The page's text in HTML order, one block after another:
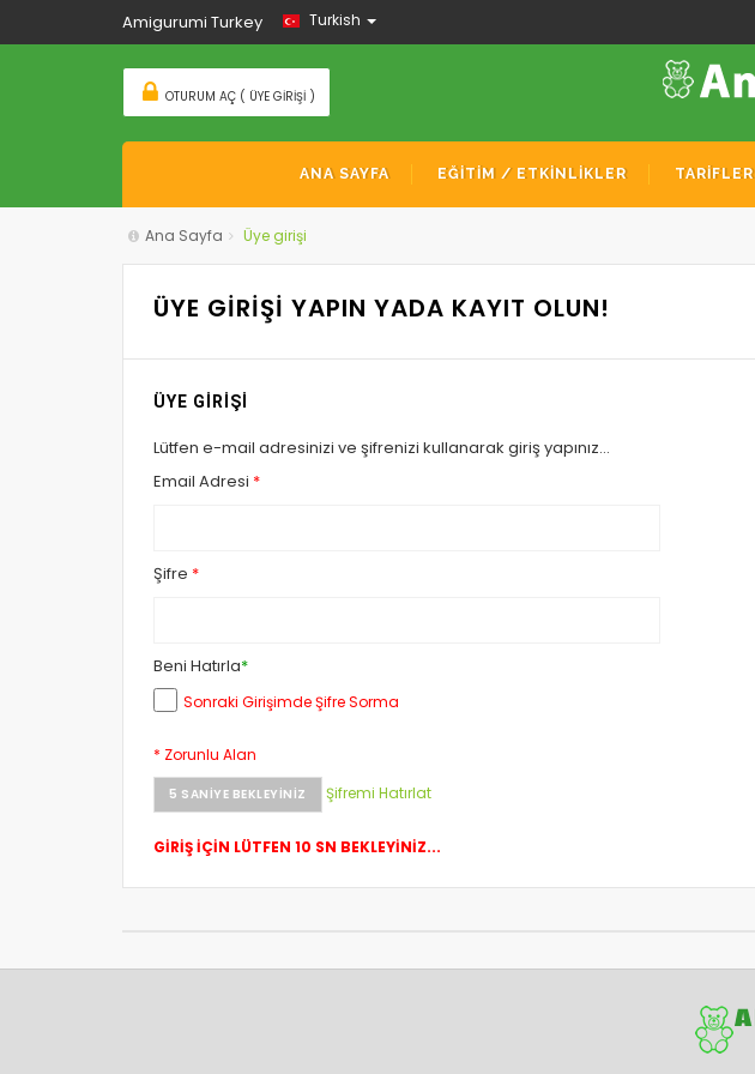
Amigurumi Turkey Turkish
OTURUM AÇ ( ÜYE GIRIŞI )
ANA SAYFA EĞİTİM / ETKİNLİKLER TARİFLER
Ana Sayfa Üye girişi
ÜYE GİRİŞİ YAPIN YADA KAYIT OLUN!
ÜYE GİRİŞİ
Lütfen e-mail adresinizi ve şifrenizi kullanarak giriş yapınız...
Email Adresi *
Şifre *
Beni Hatırla*
Sonraki Girişimde Şifre Sorma
* Zorunlu Alan
5 SANIYE BEKLEYINIZ Şifremi Hatırlat
GİRİŞ İÇİN LÜTFEN 10 SN BEKLEYİNİZ...